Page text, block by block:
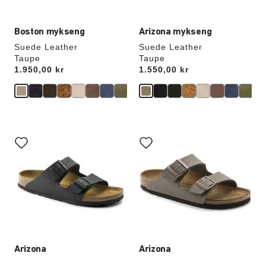
Boston mykseng
Suede Leather
Taupe
Price:
1.950,00 kr
Arizona mykseng
Suede Leather
Taupe
Price:
1.550,00 kr
Arizona
med
swatch-
vil
oppdatere
produktbildet
Arizona
med
swatch-
vil
oppdatere
produktbildet